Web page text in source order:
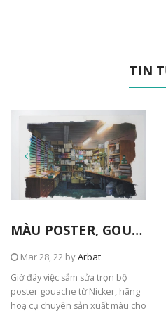
TIN
MÀU POSTER, GOUACHE TỪ NICKER
Mar 28, 22 byArbat
Giờ đây việc sắm sửa trọn bộ
poster gouache từ Nicker, hãng
hoạ cụ chuyên sản xuất màu cho